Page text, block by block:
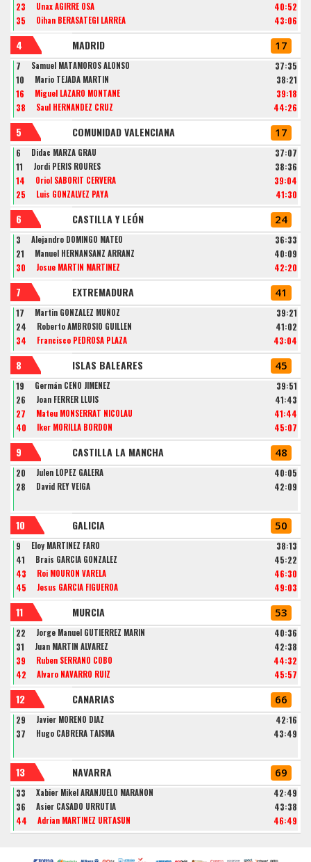
23
Unax AGIRRE OSA
40:52
35
Oihan BERASATEGI LARREA 43:06
4 MADRID 17
7 Samuel MATAMOROS ALONSO
37:35
10
Mario TEJADA MARTIN
38:21
16
Miguel LÁZARO MONTANÉ
39:18
38
Saul HERNANDEZ CRUZ 44:26
5 COMUNIDAD VALENCIANA 17
6 Didac MARZA GRAU
37:07
11
Jordi PERIS ROURES
38:36
14
Oriol SABORIT CERVERA
39:04
25
Luis GONZALVEZ PAYA 41:30
6 CASTILLA Y LEÓN 24
3 Alejandro DOMINGO MATEO
36:33
21
Manuel HERNANSANZ ARRANZ
40:09
30
Josue MARTIN MARTINEZ 42:20
7 EXTREMADURA 41
17 Martin GONZALEZ MUÑOZ
39:21
24
Roberto AMBROSIO GUILLEN
41:02
34
Francisco PEDROSA PLAZA 43:04
8 ISLAS BALEARES 45
19 Germán CEÑO JIMÉNEZ
39:51
26
Joan FERRER LLUIS
41:43
27
Mateu MONSERRAT NICOLAU
41:44
40
Iker MORILLA BORDON 45:07
9 CASTILLA LA MANCHA 48
20 Julen LÓPEZ GALERA
40:05
28
David REY VEIGA 42:09
10 GALICIA 50
9 Eloy MARTINEZ FARO
38:13
41
Brais GARCIA GONZALEZ
45:22
43
Roi MOURON VARELA
46:30
45
Jesus GARCIA FIGUEROA 49:03
11 MURCIA 53
22 Jorge Manuel GUTIERREZ MARIN
40:36
31
Juan MARTIN ÁLVAREZ
42:38
39
Ruben SERRANO COBO
44:32
42
Alvaro NAVARRO RUIZ 45:57
12 CANARIAS 66
29 Javier MORENO DIAZ
42:16
37
Hugo CABRERA TAISMA 43:49
13 NAVARRA 69
33 Xabier Mikel ARANJUELO MARAÑÓN
42:49
36
Asier CASADO URRUTIA
43:38
44
Adrian MARTINEZ URTASUN 46:49